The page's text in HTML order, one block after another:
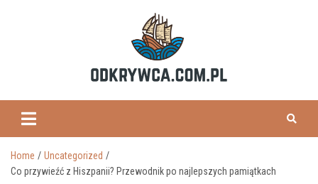
odkrywca.com.pl
Home
Uncategorized
Co przywieźć z Hiszpanii? Przewodnik po najlepszych pamiątkach